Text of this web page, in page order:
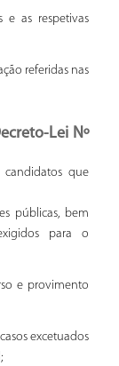
e as respetivas
referidas nas
Lei Nº
que
públicas, bem
para o
e provimento
excetuados